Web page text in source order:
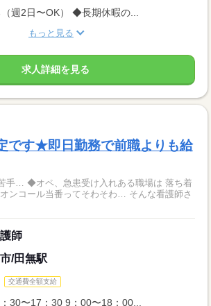
週2日〜OK） ◆長期休暇の...
もっと見る
求人詳細を見る
です★即日勤務で前職よりも給
場は 落ち着
師
/田無駅
交通費全額支給
〜17：30 9：00〜18：00...